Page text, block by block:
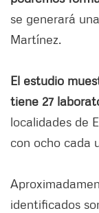
se generará
Martínez.
El estudio
tiene 27
localidades de
con ocho cada
identificados